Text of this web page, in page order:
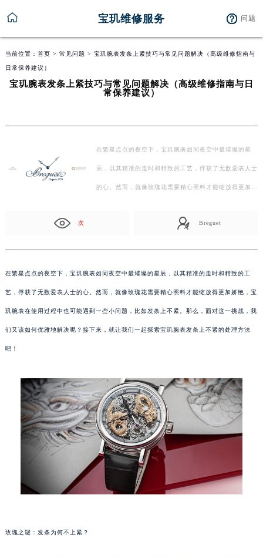
宝玑维修服务 问题
当前位置： 首页 > 常见问题 > 宝玑腕表发条上紧技巧与常见问题解决（高级维修指南与
日常保养建议）
宝玑腕表发条上紧技巧与常见问题解决（高级维修指南与日
常保养建议）
在繁星点点的夜空下，宝玑腕表如同夜空中最璀璨的星
辰，以其精准的走时和精致的工艺，俘获了无数爱表人士
的心。然而，就像玫瑰花需要精心照料才能绽放得更加娇
次 Breguet
在繁星点点的夜空下，宝玑腕表如同夜空中最璀璨的星辰，以其精准的走时和精致的工
艺，俘获了无数爱表人士的心。然而，就像玫瑰花需要精心照料才能绽放得更加娇艳，宝
玑腕表在使用过程中也可能遇到一些小问题，比如发条上不紧。那么，面对这一挑战，我
们又该如何优雅地解决呢？接下来，就让我们一起探索宝玑腕表发条上不紧的处理方法
吧！
玫瑰之谜：发条为何不上紧？